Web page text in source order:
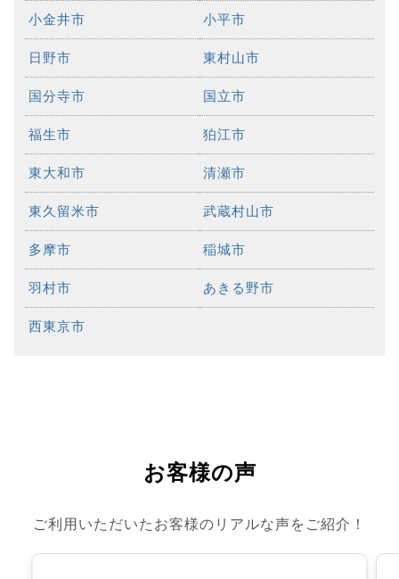
小金井市 小平市
日野市 東村山市
国分寺市 国立市
福生市 狛江市
東大和市 清瀬市
東久留米市 武蔵村山市
多摩市 稲城市
羽村市 あきる野市
西東京市
お客様の声
ご利用いただいたお客様のリアルな声をご紹介！